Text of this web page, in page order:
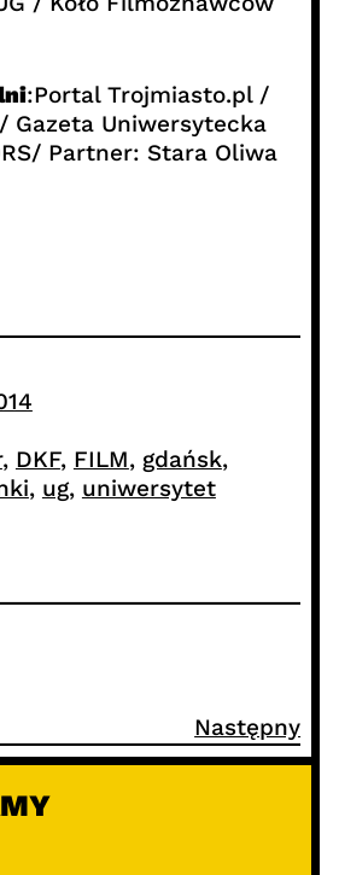
:Portal Trojmiasto.pl /
Gazeta Uniwersytecka
Partner: Stara Oliwa
, DKF, FILM, gdańsk ,
, ug, uniwersytet
Następny